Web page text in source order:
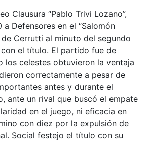
Clausura “Pablo Trivi Lozano”,
Defensores en el “Salomón
de Cerrutti al minuto del segundo
el título. El partido fue de
los celestes obtuvieron la ventaja
correctamente a pesar de
antes y durante el
ante un rival que buscó el empate
en el juego, ni eficacia en
con diez por la expulsión de
Social festejo el título con su